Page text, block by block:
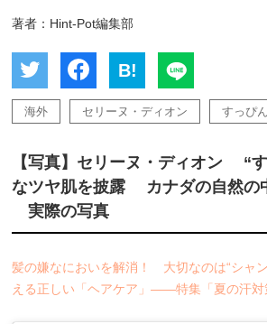
著者：Hint-Pot編集部
B!
海外 セリーヌ・ディオン すっぴん
【写真】セリーヌ・ディオン “
なツヤ肌を披露 カナダの自然の
実際の写真
髪の嫌なにおいを解消！ 大切なのは“シャ
える正しい「ヘアケア」――特集「夏の汗対